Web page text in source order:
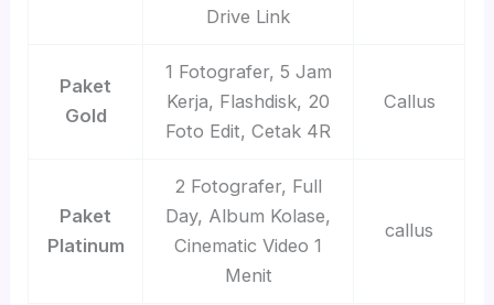
Drive Link
Paket
Gold
1 Fotografer, 5 Jam
Kerja, Flashdisk, 20
Foto Edit, Cetak 4R
Callus
Paket
Platinum
2 Fotografer, Full
Day, Album Kolase,
Cinematic Video 1
Menit
callus